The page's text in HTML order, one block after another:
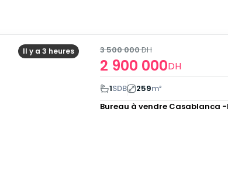
Il y a 3 heures
2 900 000DH
3 500 000DH
1SDB 259m²
Bureau à vendre Casablanca -